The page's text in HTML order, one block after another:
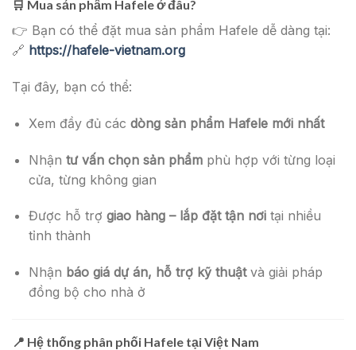
🛒 Mua sản phẩm Hafele ở đâu?
👉 Bạn có thể đặt mua sản phẩm Hafele dễ dàng tại:
🔗 https://hafele-vietnam.org
Tại đây, bạn có thể:
Xem đầy đủ các dòng sản phẩm Hafele mới nhất
Nhận tư vấn chọn sản phẩmphù hợp với từng loại
cửa, từng không gian
Được hỗ trợ giao hàng – lắp đặt tận nơitại nhiều
tỉnh thành
Nhận báo giá dự án, hỗ trợ kỹ thuậtvà giải pháp
đồng bộ cho nhà ở
📍 Hệ thống phân phối Hafele tại Việt Nam